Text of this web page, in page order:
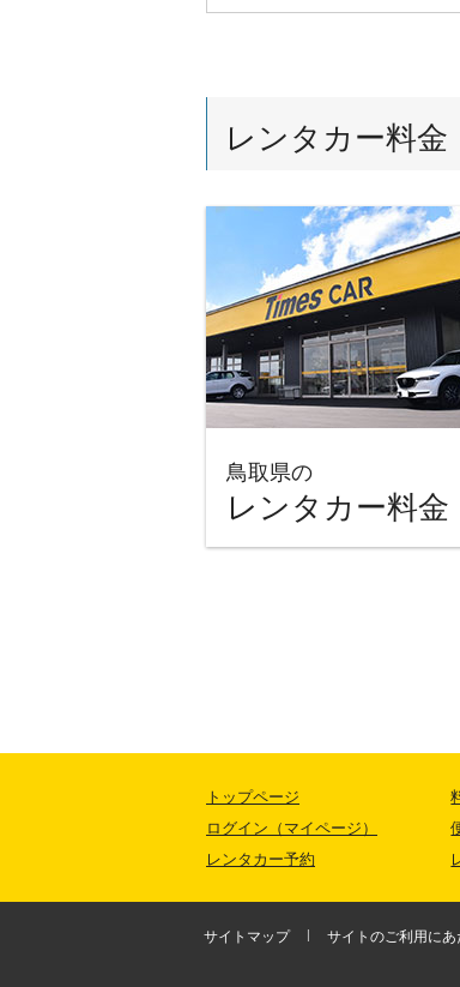
レンタカー料
鳥取県の
レンタカー料金
トップページ
ログイン（マイページ）
レンタカー予約
サイトマップ サイトのご利用にあ